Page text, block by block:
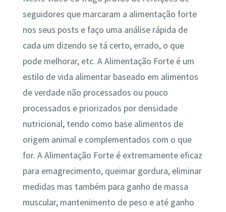
seguidores que marcaram a alimentação forte
nos seus posts e faço uma análise rápida de
cada um dizendo se tá certo, errado, o que
pode melhorar, etc. A Alimentação Forte é um
estilo de vida alimentar baseado em alimentos
de verdade não processados ou pouco
processados e priorizados por densidade
nutricional, tendo como base alimentos de
origem animal e complementados com o que
for. A Alimentação Forte é extremamente eficaz
para emagrecimento, queimar gordura, eliminar
medidas mas também para ganho de massa
muscular, mantenimento de peso e até ganho